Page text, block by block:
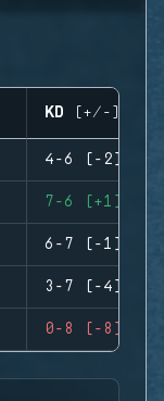
KD (+/-)
4-6 (-2)
7-6 (+1)
6-7 (-1)
3-7 (-4)
0-8 (-8)